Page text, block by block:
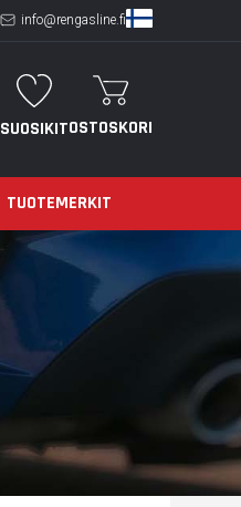
info@rengasline.fi
SUOSIKITOSTOSKORI
TUOTEMERKIT